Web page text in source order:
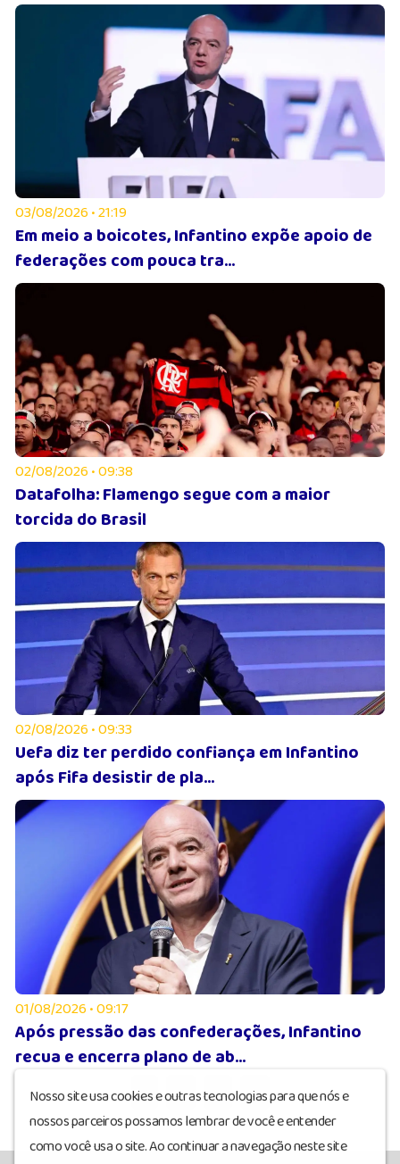
03/08/2026 • 21:19
Em meio a boicotes, Infantino expõe apoio de
federações com pouca tra...
02/08/2026 • 09:38
Datafolha: Flamengo segue com a maior
torcida do Brasil
02/08/2026 • 09:33
Uefa diz ter perdido confiança em Infantino
após Fifa desistir de pla...
01/08/2026 • 09:17
Após pressão das confederações, Infantino
recua e encerra plano de ab...
1 2 3 4
Nosso site usa cookies e outras tecnologias para que nós e
nossos parceiros possamos lembrar de você e entender
como você usa o site. Ao continuar a navegação neste site